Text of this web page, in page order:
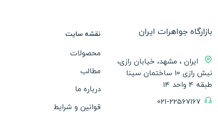
بازارگاه جواهرات ایران
ایران ، مشهد، خیابان رازی،
نبش رازی 10 ساختمان سینا
طبقه 4 واحد 14
021-22567167
نقشه سایت
محصولات
مطالب
درباره ما
قوانین و شرایط